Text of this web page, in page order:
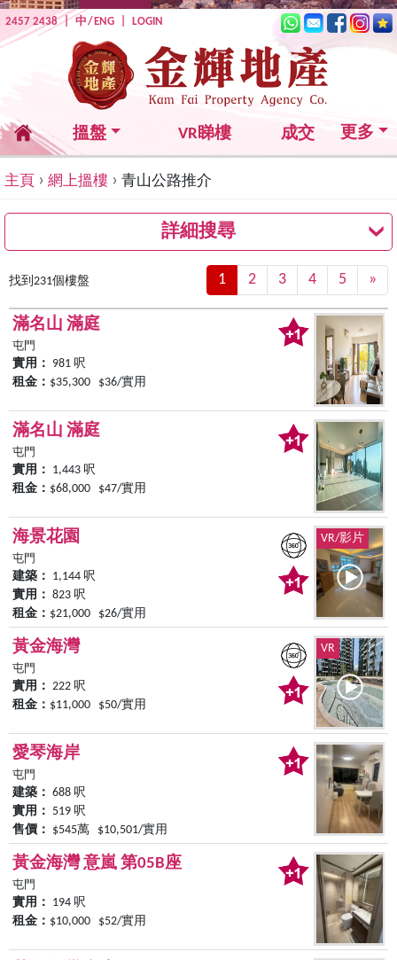
2457 2438|中/ ENG LOGIN
搵盤 VR睇樓 成交 更多
主頁 › 網上搵樓 › 青山公路推介
詳細搜尋
找到231個樓盤 1 2 3 4 5 »
滿名山 滿庭
屯門
實用： 981 呎
租金： $35,300 $36/實用
滿名山 滿庭
屯門
實用： 1,443 呎
租金： $68,000 $47/實用
海景花園
屯門
建築： 1,144 呎
實用： 823 呎
租金： $21,000 $26/實用
VR/影片
黃金海灣
屯門
實用： 222 呎
租金： $11,000 $50/實用
VR
愛琴海岸
屯門
建築： 688 呎
實用： 519 呎
售價： $545萬 $10,501/實用
黃金海灣 意嵐 第05B座
屯門
實用： 194 呎
租金： $10,000 $52/實用